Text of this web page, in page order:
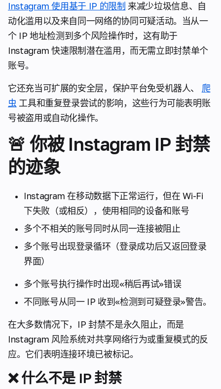
Instagram 使用基于 IP 的限制 来减少垃圾信息、自
动化滥用以及来自同一网络的协同可疑活动。当从一
个 IP 地址检测到多个风险操作时，这有助于
Instagram 快速限制潜在滥用，而无需立即封禁单个
账号。
它还充当可扩展的安全层，保护平台免受机器人、 爬
虫 工具和重复登录尝试的影响，这些行为可能表明账
号被盗用或自动化操作。
🚨 你被 Instagram IP 封禁
的迹象
Instagram 在移动数据下正常运行，但在 Wi-Fi
下失败（或相反），使用相同的设备和账号
多个不相关的账号同时从同一连接被阻止
多个账号出现登录循环（登录成功后又返回登录
界面）
多个账号执行操作时出现«稍后再试»错误
不同账号从同一 IP 收到«检测到可疑登录»警告。
在大多数情况下，IP 封禁不是永久阻止，而是
Instagram 风险系统对共享网络行为或重复模式的反
应。它们表明连接环境已被标记。
❌ 什么不是 IP 封禁